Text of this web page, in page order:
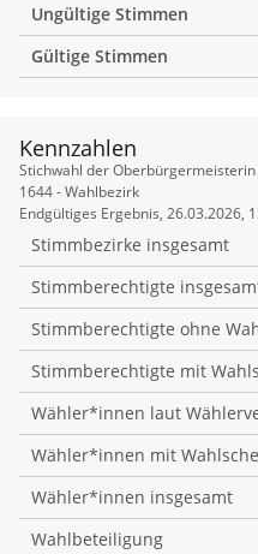
Ungültige Stimmen
Gültige Stimmen
Kennzahlen
Kennzahlen
Stichwahl der
1644 - Wahlbezirk
Endgültiges Ergebnis, 26.03.2026,
Stimmbezirke insgesamt
Stimmberechtigte
Stimmberechtigte ohne
Stimmberechtigte mit
Wähler*innen laut
Wähler*innen mit
Wähler*innen insgesamt
Wahlbeteiligung